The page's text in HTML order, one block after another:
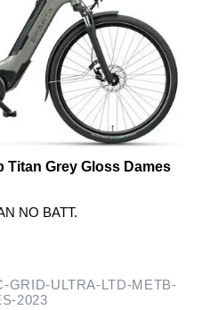
Titan Grey Gloss Dames
NO BATT.
GRID-ULTRA-LTD-METB-
2023